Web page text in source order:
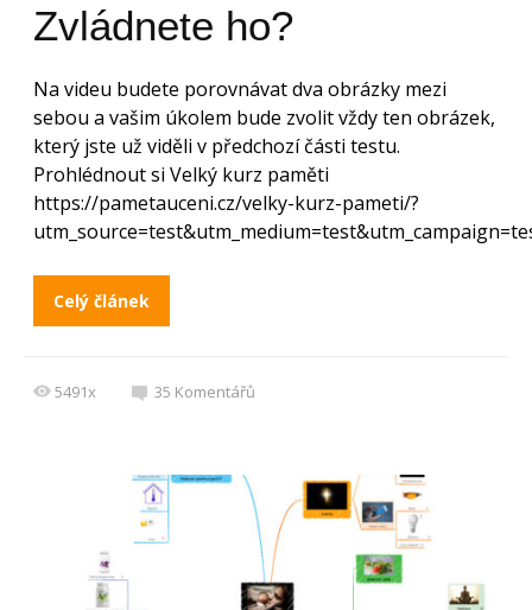
Zvládnete ho?
Na videu budete porovnávat dva obrázky mezi
sebou a vašim úkolem bude zvolit vždy ten obrázek,
který jste už viděli v předchozí části testu.
Prohlédnout si Velký kurz paměti
https://pametauceni.cz/velky-kurz-pameti/?
Celý článek
5491x 35 Komentářů